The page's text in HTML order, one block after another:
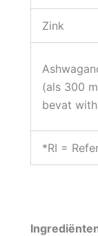
Zink
(als 300
bevat
*RI =